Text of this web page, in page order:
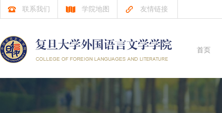
联系我们 学院地图 友情链接
首页